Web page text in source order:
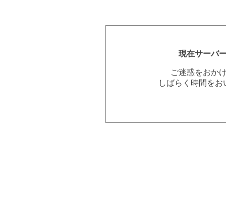
現在サーバ
ご迷惑をおか
しばらく時間を